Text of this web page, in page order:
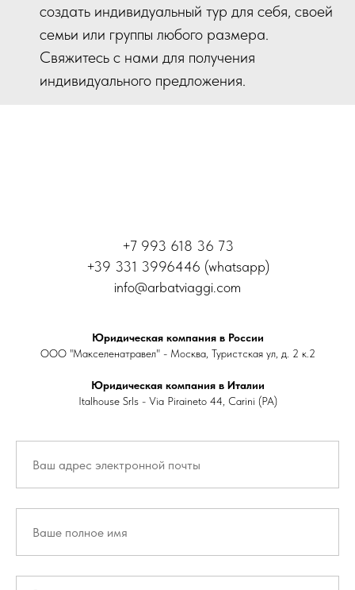
создать индивидуальный тур для себя, своей
семьи или группы любого размера.
Свяжитесь с нами для получения
индивидуального предложения.
+7 993 618 36 73
+39 331 3996446 (whatsapp)
info@arbatviaggi.com
Юридическая компания в России
ООО "Макселенатравел" - Москва, Туристская ул, д. 2 к.2
Юридическая компания в Италии
Italhouse Srls - Via Piraineto 44, Carini (PA)